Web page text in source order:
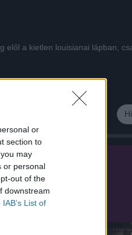
or
section to
may
or personal
out of the
downstream
IAB’s List of
a kietlen louisianai lápban,